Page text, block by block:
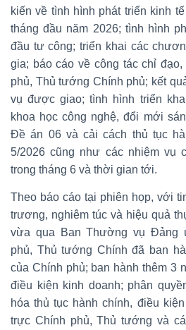
kiến về tình hình phát triển kinh
tháng đầu năm 2026; tình hình
đầu tư công; triển khai các
gia; báo cáo về công tác chỉ
phủ, Thủ tướng Chính phủ; kết
vụ được giao; tình hình triển
khoa học công nghệ, đổi mới
Đề án 06 và cải cách thủ tục
5/2026 cũng như các nhiệm vụ
trong tháng 6 và thời gian tới.
Theo báo cáo tại phiên họp, với
trương, nghiêm túc và hiệu quả
vừa qua Ban Thường vụ Đảng
phủ, Thủ tướng Chính đã ban
của Chính phủ; ban hành thêm 3
điều kiện kinh doanh; phân
hóa thủ tục hành chính, điều
trực Chính phủ, Thủ tướng và